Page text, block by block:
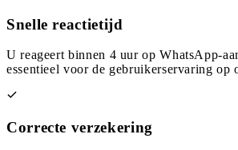
Snelle reactietijd
U reageert binnen 4 uur op WhatsApp-
essentieel voor de gebruikerservaring op
Correcte verzekering